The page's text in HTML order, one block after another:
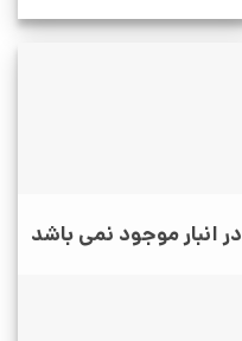
در انبار موجود نمی باشد